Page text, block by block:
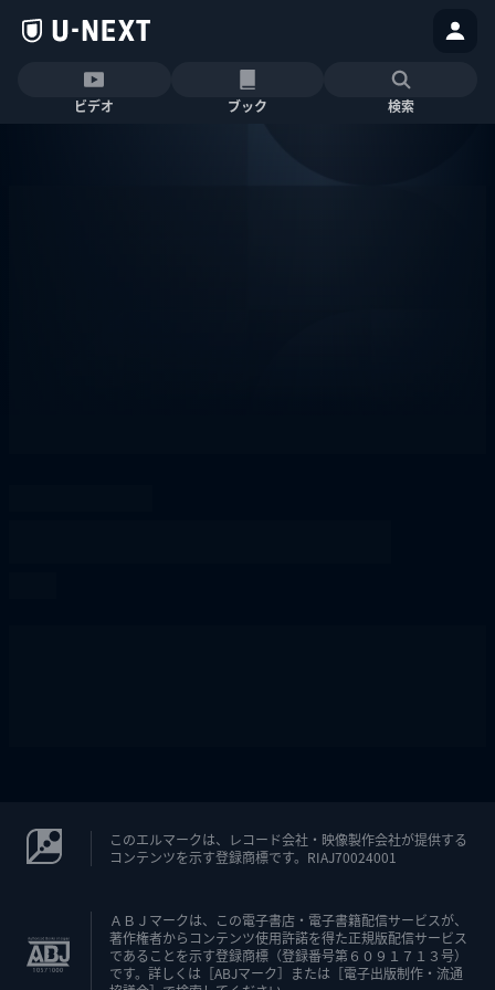
ビデオ ブック 検索
このエルマークは、レコード会社・映像製作会社が提供する
コンテンツを示す登録商標です。RIAJ70024001
ＡＢＪマークは、この電子書店・電子書籍配信サービスが、
著作権者からコンテンツ使用許諾を得た正規版配信サービス
であることを示す登録商標（登録番号第６０９１７１３号）
です。詳しくは［ABJマーク］または［電子出版制作・流通